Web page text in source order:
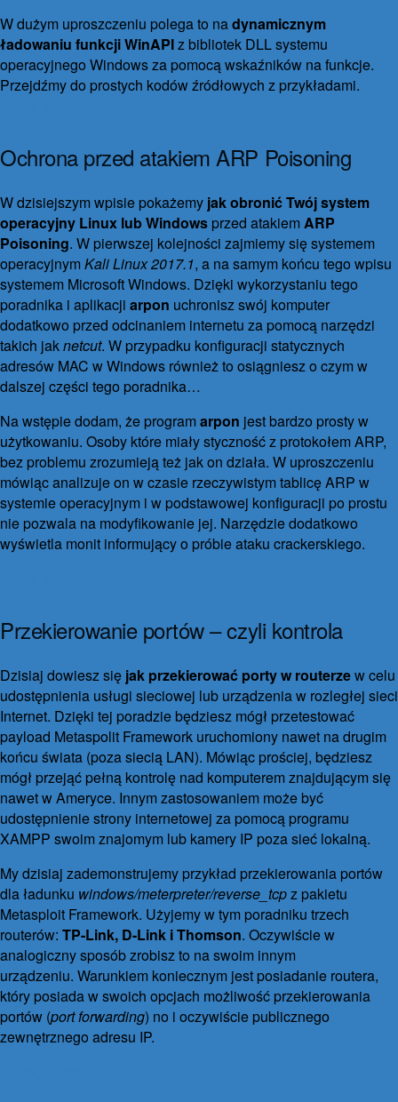
W dużym uproszczeniu polega to nadynamicznym
ładowaniu funkcji WinAPIz bibliotek DLL systemu
operacyjnego Windows za pomocą wskaźników na funkcje.
Przejdźmy do prostych kodów źródłowych z przykładami.
Ochrona przed atakiem ARP Poisoning
27 kwietnia 201730 września 2021 25 komentarzy
W dzisiejszym wpisie pokażemy jak obronić Twój system
operacyjny Linux lub Windowsprzed atakiemARP
Poisoning. W pierwszej kolejności zajmiemy się systemem
operacyjnymKali Linux 2017.1, a na samym końcu tego wpisu
systemem Microsoft Windows. Dzięki wykorzystaniu tego
poradnika i aplikacji arpon uchronisz swój komputer
dodatkowo przed odcinaniem internetu za pomocą narzędzi
takich jaknetcut. W przypadku konfiguracji statycznych
adresów MAC w Windows również to osiągniesz o czym w
dalszej części tego poradnika…
Na wstępie dodam, że programarpon jest bardzo prosty w
użytkowaniu. Osoby które miały styczność z protokołem ARP,
bez problemu zrozumieją też jak on działa. W uproszczeniu
mówiąc analizuje on w czasie rzeczywistym tablicę ARP w
systemie operacyjnym i w podstawowej konfiguracji po prostu
nie pozwala na modyfikowanie jej. Narzędzie dodatkowo
wyświetla monit informujący o próbie ataku crackerskiego.
Przekierowanie portów – czyli kontrola
14 kwietnia 201730 września 2021 45 komentarzy
Dzisiaj dowiesz się jak przekierować porty w routerzew celu
udostępnienia usługi sieciowej lub urządzenia w rozległej sieci
Internet. Dzięki tej poradzie będziesz mógł przetestować
payload Metaspolit Framework uruchomiony nawet na drugim
końcu świata (poza siecią LAN). Mówiąc prościej, będziesz
mógł przejąć pełną kontrolę nad komputerem znajdującym się
nawet w Ameryce. Innym zastosowaniem może być
udostępnienie strony internetowej za pomocą programu
XAMPP swoim znajomym lub kamery IP poza sieć lokalną.
My dzisiaj zademonstrujemy przykład przekierowania portów
dla ładunku windows/meterpreter/reverse_tcpz pakietu
Metasploit Framework. Użyjemy w tym poradniku trzech
routerów: TP-Link, D-Link i Thomson. Oczywiście w
analogiczny sposób zrobisz to na swoim innym
urządzeniu. Warunkiem koniecznym jest posiadanie routera,
który posiada w swoich opcjach możliwość przekierowania
portów (port forwarding) no i oczywiście publicznego
zewnętrznego adresu IP.